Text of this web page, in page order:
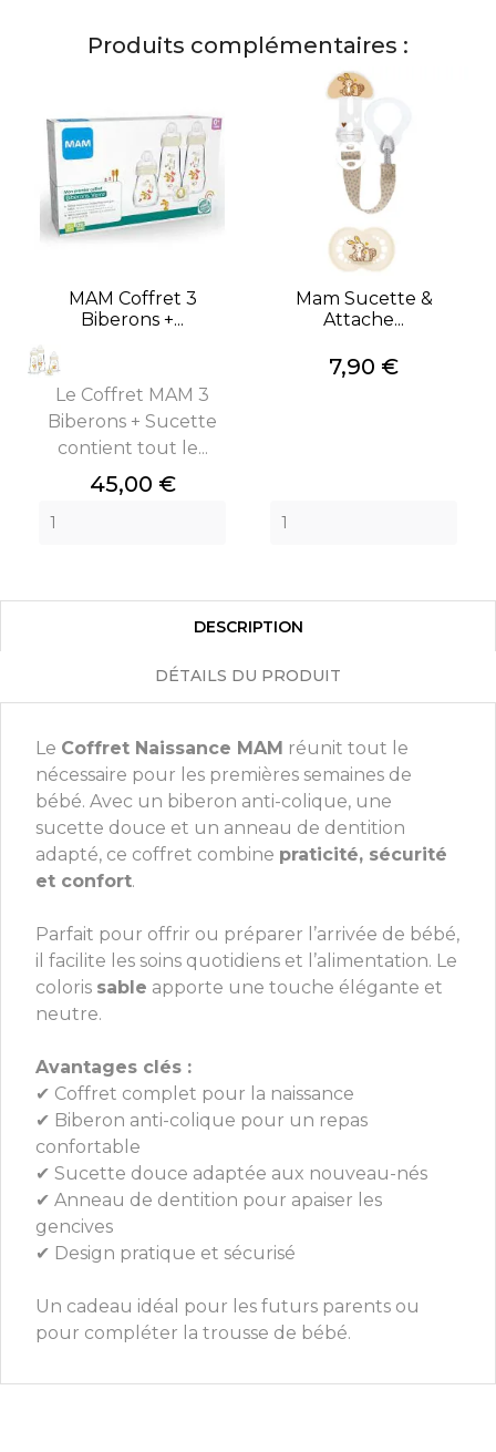
Produits complémentaires :
MAM Coffret 3
Biberons +...
Le Coffret MAM 3
Biberons + Sucette
contient tout le...
Prix
45,00 €
Mam Sucette &
Attache...
Prix
7,90 €
DESCRIPTION
DÉTAILS DU PRODUIT
Le Coffret Naissance MAM réunit tout le
nécessaire pour les premières semaines de
bébé. Avec un biberon anti-colique, une
sucette douce et un anneau de dentition
adapté, ce coffret combine praticité, sécurité
et confort.
Parfait pour offrir ou préparer l’arrivée de bébé,
il facilite les soins quotidiens et l’alimentation. Le
coloris sable apporte une touche élégante et
neutre.
Avantages clés :
✔ Coffret complet pour la naissance
✔ Biberon anti-colique pour un repas
confortable
✔ Sucette douce adaptée aux nouveau-nés
✔ Anneau de dentition pour apaiser les
gencives
✔ Design pratique et sécurisé
Un cadeau idéal pour les futurs parents ou
pour compléter la trousse de bébé.